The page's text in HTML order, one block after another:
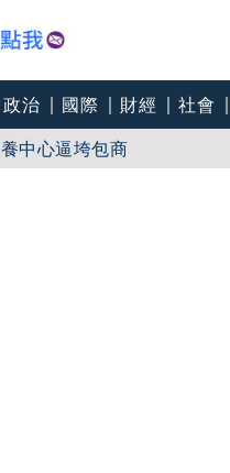
政治 國際 財經 社會
一個道歉」 柯志恩反嗆：
中心逼垮包商